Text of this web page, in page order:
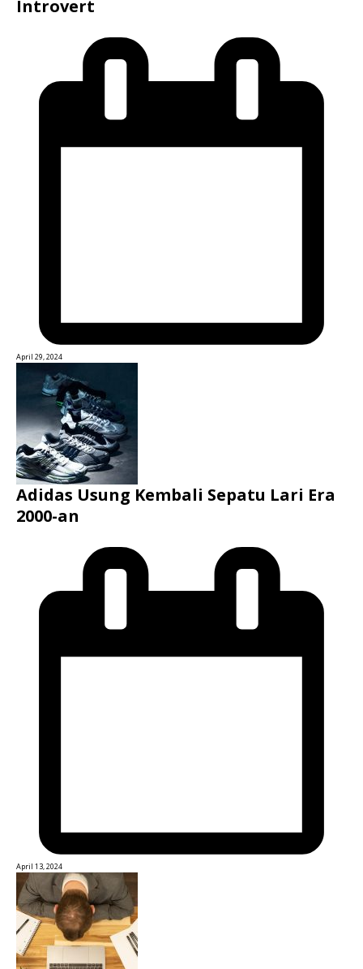
Introvert
April 29, 2024
Adidas Usung Kembali Sepatu Lari Era
2000-an
April 13, 2024